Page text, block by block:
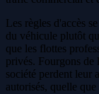
Les règles d'accès
du véhicule plutôt
que les flottes
privés. Fourgons de
société perdent leur
autorisés, quelle